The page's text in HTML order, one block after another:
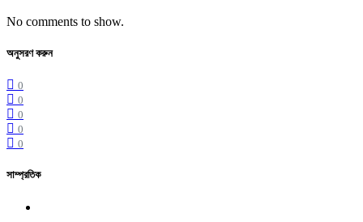
No comments to show.
অনুসরণ করুন
0
0
0
0
0
সাম্প্রতিক